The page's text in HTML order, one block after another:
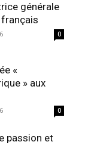
générale
français
0
«
» aux
0
passion et